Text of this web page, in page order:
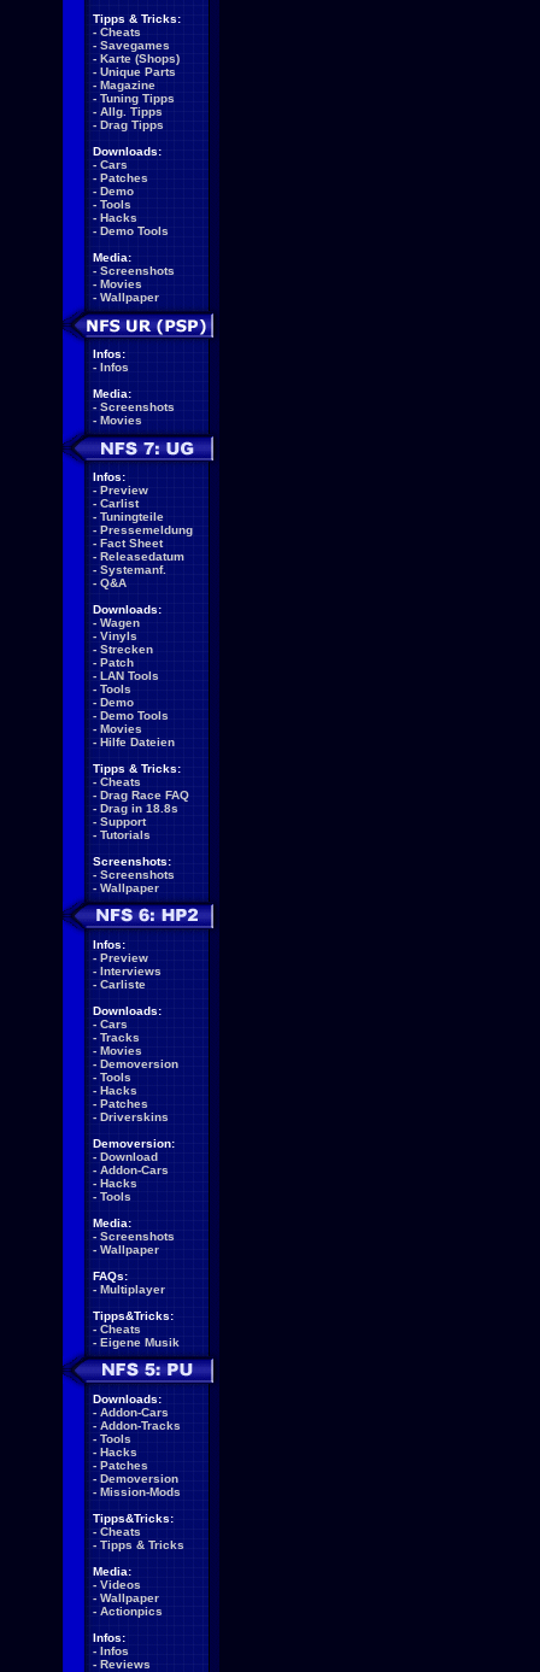
Tipps & Tricks:
- Cheats
- Savegames
- Karte (Shops)
- Unique Parts
- Magazine
- Tuning Tipps
- Allg. Tipps
- Drag Tipps
Downloads:
- Cars
- Patches
- Demo
- Tools
- Hacks
- Demo Tools
Media:
- Screenshots
- Movies
- Wallpaper
Infos:
- Infos
Media:
- Screenshots
- Movies
Infos:
- Preview
- Carlist
- Tuningteile
- Pressemeldung
- Fact Sheet
- Releasedatum
- Systemanf.
- Q&A
Downloads:
- Wagen
- Vinyls
- Strecken
- Patch
- LAN Tools
- Tools
- Demo
- Demo Tools
- Movies
- Hilfe Dateien
Tipps & Tricks:
- Cheats
- Drag Race FAQ
- Drag in 18.8s
- Support
- Tutorials
Screenshots:
- Screenshots
- Wallpaper
Infos:
- Preview
- Interviews
- Carliste
Downloads:
- Cars
- Tracks
- Movies
- Demoversion
- Tools
- Hacks
- Patches
- Driverskins
Demoversion:
- Download
- Addon-Cars
- Hacks
- Tools
Media:
- Screenshots
- Wallpaper
FAQs:
- Multiplayer
Tipps&Tricks:
- Cheats
- Eigene Musik
Downloads:
- Addon-Cars
- Addon-Tracks
- Tools
- Hacks
- Patches
- Demoversion
- Mission-Mods
Tipps&Tricks:
- Cheats
- Tipps & Tricks
Media:
- Videos
- Wallpaper
- Actionpics
Infos:
- Infos
- Reviews